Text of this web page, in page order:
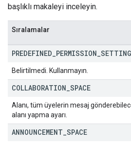
başlıklı makaleyi inceleyin.
Sıralamalar
PREDEFINED PERMISSION
Belirtilmedi. Kullanmayın.
COLLABORATION SPACE
Alanı, tüm üyelerin mesaj
alanı yapma ayarı.
ANNOUNCEMENT SPACE